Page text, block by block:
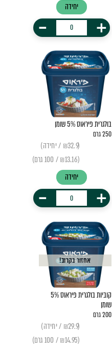
יחידה
+
-
בולגרית פיראוס 5% שומן
250 גרם
(₪32.9 / יחידה)
(₪13.16 / 100 גרם)
יחידה
+
-
אחזור בקרוב!
קוביות בולגרית פיראוס 5%
שומן
200 גרם
(₪29.9 / יחידה)
(₪14.95 / 100 גרם)